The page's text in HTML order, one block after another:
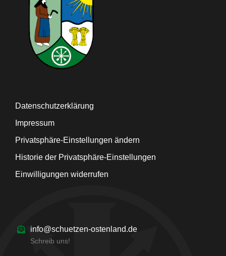
Datenschutzerklärung
Impressum
Privatsphäre-Einstellungen ändern
Historie der Privatsphäre-Einstellungen
Einwilligungen widerrufen
info@schuetzen-ostenland.de
Schreib uns!